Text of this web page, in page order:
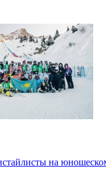
на